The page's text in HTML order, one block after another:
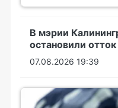
В мэрии
остановили
07.08.2026 19:39